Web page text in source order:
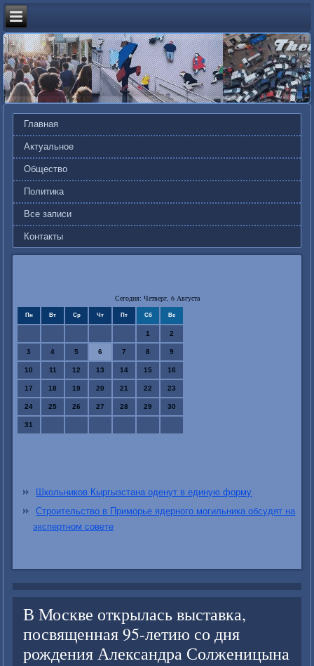
Главная
Актуальное
Общество
Политика
Все записи
Контакты
Сегодня: Четверг, 6 Августа
Пн Вт Ср Чт Пт Сб Вс
1 2
3 4 5 6 7 8 9
10 11 12 13 14 15 16
17 18 19 20 21 22 23
24 25 26 27 28 29 30
31
Школьников Кыргызстана оденут в единую форму
Строительство в Приморье ядерного могильника обсудят на
экспертном совете
В Москве открылась выставка,
посвященная 95-летию со дня
рождения Александра Солженицына